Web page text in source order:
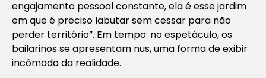
engajamento pessoal constante, ela é esse jardim
em que é preciso labutar sem cessar para não
perder território”. Em tempo: no espetáculo, os
bailarinos se apresentam nus, uma forma de exibir
incômodo da realidade.